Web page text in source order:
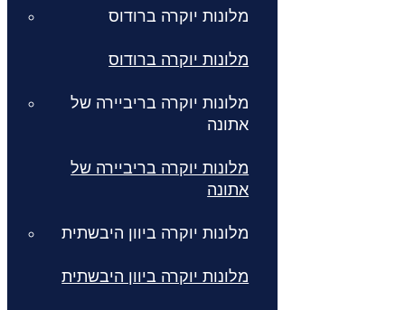
מלונות יוקרה ברודוס
מלונות יוקרה ברודוס
מלונות יוקרה בריביירה של
אתונה
מלונות יוקרה בריביירה של
אתונה
מלונות יוקרה ביוון היבשתית
מלונות יוקרה ביוון היבשתית